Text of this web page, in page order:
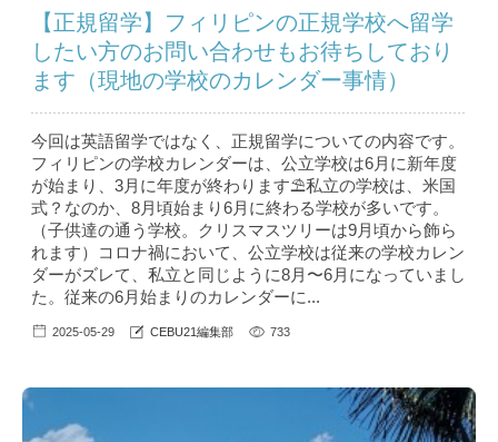
【正規留学】フィリピンの正規学校へ留学
したい方のお問い合わせもお待ちしており
ます（現地の学校のカレンダー事情）
今回は英語留学ではなく、正規留学についての内容です。
フィリピンの学校カレンダーは、公立学校は6月に新年度
が始まり、3月に年度が終わります⛱私立の学校は、米国
式？なのか、8月頃始まり6月に終わる学校が多いです。
（子供達の通う学校。クリスマスツリーは9月頃から飾ら
れます）コロナ禍において、公立学校は従来の学校カレン
ダーがズレて、私立と同じように8月〜6月になっていまし
た。従来の6月始まりのカレンダーに...
2025-05-29 CEBU21編集部 733